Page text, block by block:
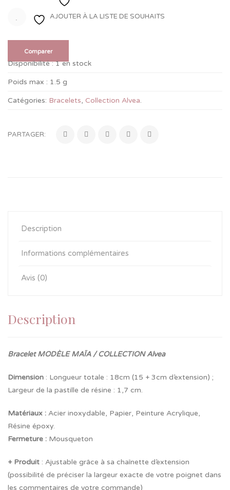
AJOUTER À LA LISTE DE SOUHAITS
Comparer
Disponibilité : 1 en stock
Poids max : 1.5 g
Catégories: Bracelets, Collection Alvea.
PARTAGER:
Description
Informations complémentaires
Avis (0)
Description
Bracelet MODÈLE MAÏA / COLLECTION Alvea
Dimension : Longueur totale : 18cm (15 + 3cm d’extension) ;
Largeur de la pastille de résine : 1,7 cm.
Matériaux : Acier inoxydable, Papier, Peinture Acrylique,
Résine époxy.
Fermeture : Mousqueton
+ Produit : Ajustable grâce à sa chaînette d’extension
(possibilité de préciser la largeur exacte de votre poignet dans
les commentaires de votre commande)